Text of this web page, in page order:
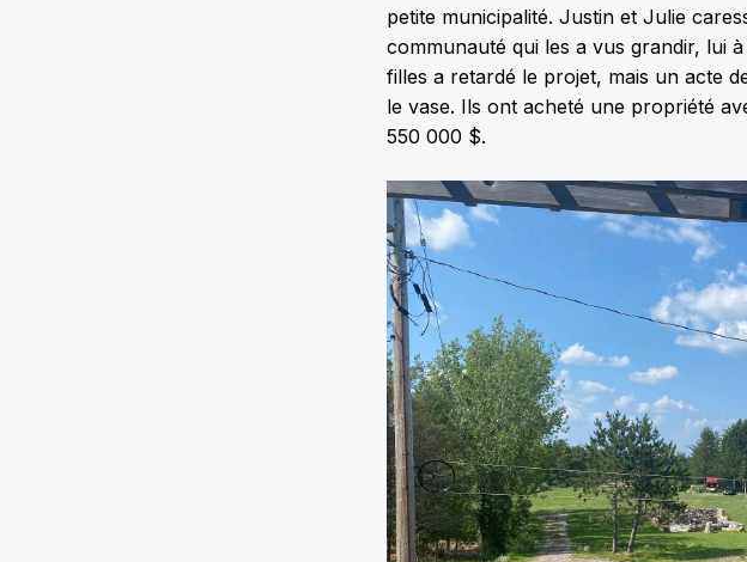
petite municipalité. Justin et Julie
communauté qui les a vus grandir, lui
filles a retardé le projet, mais un acte
le vase. Ils ont acheté une propriété
550 000 $.